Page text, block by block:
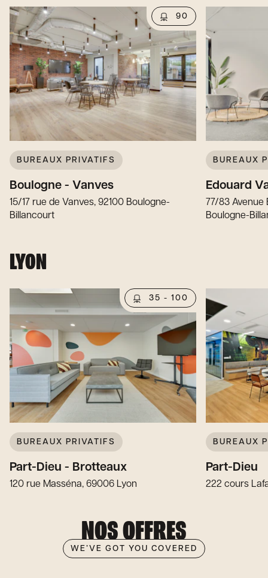
90
BUREAUX PRIVATIFS
Boulogne - Vanves
15/17 rue de Vanves, 92100 Boulogne-
Billancourt
BUREAUX
Edouard
77/83 Avenue
Boulogne-
LYON
35 - 100
BUREAUX PRIVATIFS
Part-Dieu - Brotteaux
120 rue Masséna, 69006 Lyon
BUREAUX
Part-Dieu
222 cours
NOS OFFRES
WE’VE GOT YOU COVERED